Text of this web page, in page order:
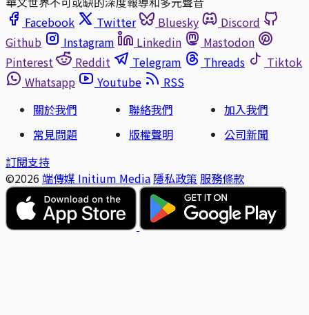
Facebook
Twitter Bluesky
Discord
Github
Instagram Linkedin
Mastodon
Pinterest
Reddit Telegram Threads
Tiktok
Whatsapp
Youtube
RSS
關於我們
聯絡我們
加入我們
常見問題
版權聲明
公司新聞
訂閱支持
©2026 端傳媒 Initium Media 隱私政策 服務條款